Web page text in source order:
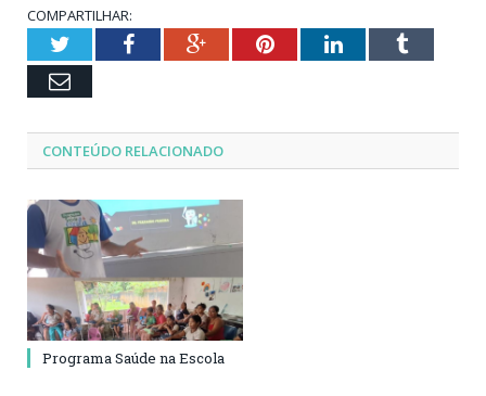
COMPARTILHAR:
TwitterFacebookGoogle+PinterestLinkedInTumblr
Email
CONTEÚDO RELACIONADO
Programa Saúde na Escola